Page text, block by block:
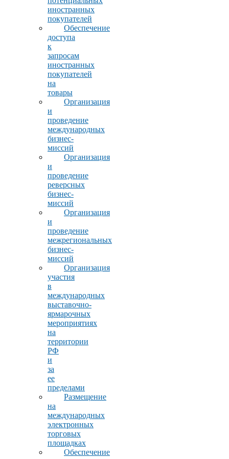
иностранных
покупателей
Обеспечение
доступа
к
запросам
иностранных
покупателей
на
товары
Организация
и
проведение
международных
бизнес-
миссий
Организация
и
проведение
реверсных
бизнес-
миссий
Организация
и
проведение
межрегиональных
бизнес-
миссий
Организация
участия
в
международных
выставочно-
ярмарочных
мероприятиях
на
территории
РФ
и
за
ее
пределами
Размещение
на
международных
электронных
торговых
площадках
Обеспечение